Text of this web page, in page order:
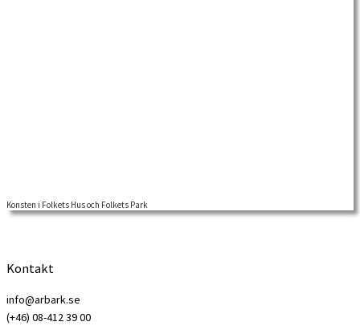
Konsten i Folkets Hus och Folkets Park
Kontakt
info@arbark.se
(+46) 08-412 39 00